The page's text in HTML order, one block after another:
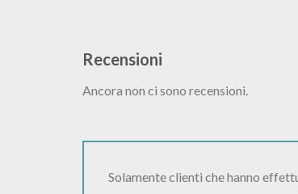
Recensioni
Ancora non ci sono recensioni.
Solamente clienti che hanno